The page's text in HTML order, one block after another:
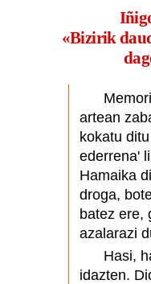
«Bizirik
artean
kokatu
ederrena'
Hamaika
droga,
batez ere,
azalarazi
Hasi,
idazten.